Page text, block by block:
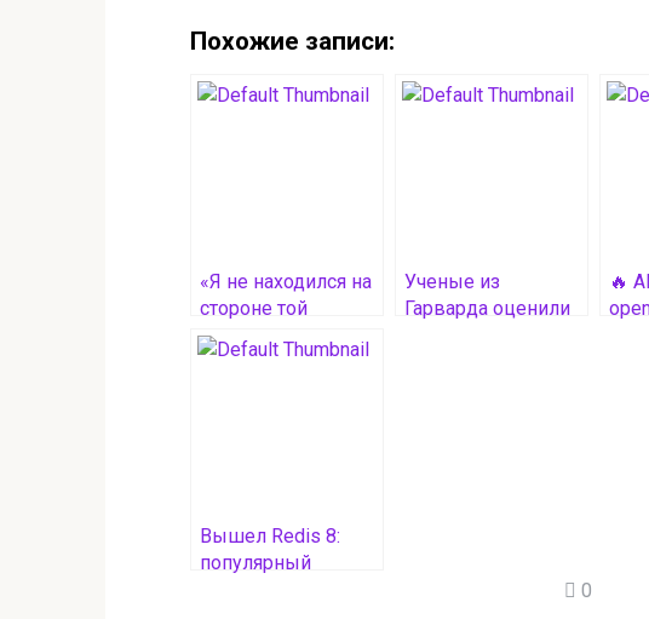
Похожие записи:
«Я не находился на
стороне той
истории»:
руководитель
Ученые из
Гарварда оценили
🔥
Вышел Redis 8:
популярный
0